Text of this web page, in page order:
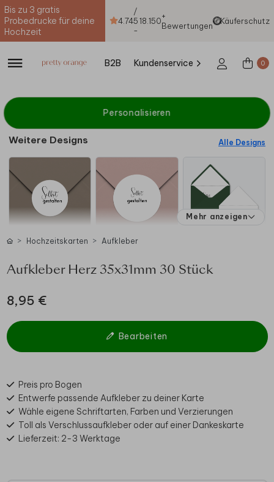
Bis zu 3 gratis
Probedrucke für deine
Hochzeit
4.74
/
5
-
18.150+
Bewertungen
Käuferschutz
B2B Kundenservice 0
Personalisieren
Weitere Designs Alle Designs
Mehr anzeigen
Hochzeitskarten Aufkleber
Aufkleber Herz 35x31mm 30 Stück
8,95 €
Bearbeiten
Preis pro Bogen
Entwerfe passende Aufkleber zu deiner Karte
Wähle eigene Schriftarten, Farben und Verzierungen
Toll als Verschlussaufkleber oder auf einer Dankeskarte
Lieferzeit: 2-3 Werktage